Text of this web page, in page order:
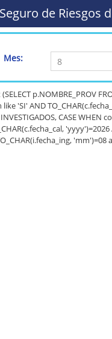
de Riesgos
Mes:
p.NOMBRE_PROV
'SI' AND
CASE